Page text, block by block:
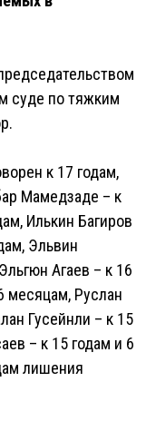
суде по тяжким
к 17 годам,
Мамедзаде – к
Илькин Багиров
Эльвин
Агаев – к 16
месяцам, Руслан
Гусейнли – к 15
– к 15 годам и 6
лишения